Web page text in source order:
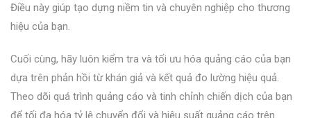
Điều này giúp tạo dựng niềm tin và chuyên nghiệp cho thương
hiệu của bạn.
Cuối cùng, hãy luôn kiểm tra và tối ưu hóa quảng cáo của bạn
dựa trên phản hồi từ khán giả và kết quả đo lường hiệu quả.
Theo dõi quá trình quảng cáo và tinh chỉnh chiến dịch của bạn
để tối đa hóa tỷ lệ chuyển đổi và hiệu suất quảng cáo trên